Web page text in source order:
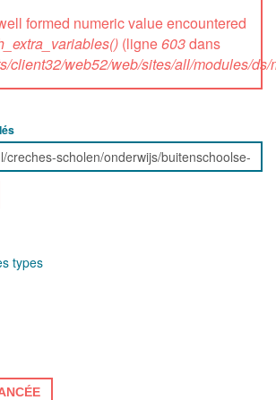
formed numeric value encountered
(ligne603dans
client32/web52/web/sites/all/modules/
types